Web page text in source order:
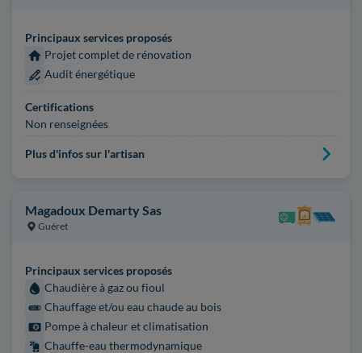
Principaux services proposés
Projet complet de rénovation
Audit énergétique
Certifications
Non renseignées
Plus d'infos sur l'artisan
Magadoux Demarty Sas
Guéret
Principaux services proposés
Chaudière à gaz ou fioul
Chauffage et/ou eau chaude au bois
Pompe à chaleur et climatisation
Chauffe-eau thermodynamique